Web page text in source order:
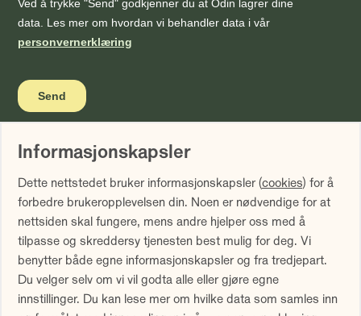
Vi gjør oppmerksom på at historisk avkastning ikke er noen
garanti for fremtidig avkastning. Fremtidig avkastning vil
blant annet avhenge av markedsutviklingen, forvalters
dyktighet, fondets risiko samt kostnader ved forvaltning.
Avkastningen kan bli negativ som følge av kurstap.
Avkastningen er fratrukket årlig forvaltningshonorar.
Avkastning utover 12 måneder er annualisert. Tallene er
oppgitt i NOK.
Informasjonskapsler
Dette nettstedet bruker informasjonskapsler (cookies) for å
forbedre brukeropplevelsen din. Noen er nødvendige for at
nettsiden skal fungere, mens andre hjelper oss med å
tilpasse og skreddersy tjenesten best mulig for deg. Vi
benytter både egne informasjonskapsler og fra tredjepart.
Du velger selv om vi vil godta alle eller gjøre egne
innstillinger. Du kan lese mer om hvilke data som samles inn